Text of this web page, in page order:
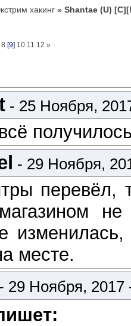
хакинг »Shantae (U)
8 [9] 10 11 12 »
- 25 Ноября,
- 29 Ноября,
перевёл,
месте.
- 29 Ноября,